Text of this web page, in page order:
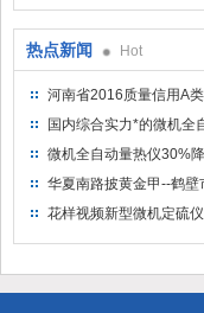
热点新闻 Hot
河南省2016质量信用A
量热仪
国内综合实力*的微机全
仪制造企业
微机全自动量热仪30%
出售
华夏南路披黄金甲--鹤壁
视频仪器仪表有限公司
花样视频新型微机定硫